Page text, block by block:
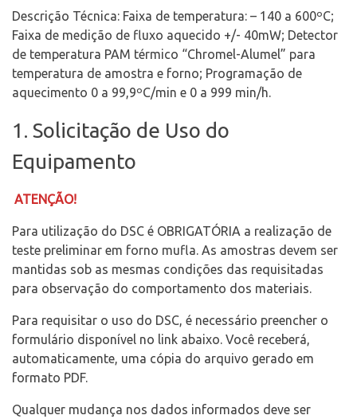
Descrição Técnica: Faixa de temperatura: – 140 a 600ºC;
Faixa de medição de fluxo aquecido +/- 40mW; Detector
de temperatura PAM térmico “Chromel-Alumel” para
temperatura de amostra e forno; Programação de
aquecimento 0 a 99,9ºC/min e 0 a 999 min/h.
1. Solicitação de Uso do
Equipamento
ATENÇÃO!
Para utilização do DSC é OBRIGATÓRIA a realização de
teste preliminar em forno mufla. As amostras devem ser
mantidas sob as mesmas condições das requisitadas
para observação do comportamento dos materiais.
Para requisitar o uso do DSC, é necessário preencher o
formulário disponível no link abaixo. Você receberá,
automaticamente, uma cópia do arquivo gerado em
formato PDF.
Qualquer mudança nos dados informados deve ser